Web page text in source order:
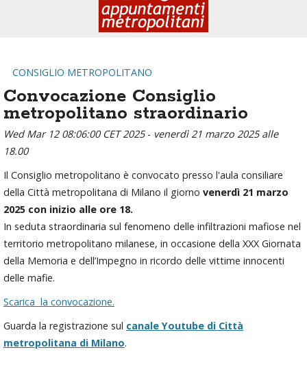
CONSIGLIO METROPOLITANO
Convocazione Consiglio
metropolitano straordinario
Wed Mar 12 08:06:00 CET 2025- venerdì 21 marzo 2025 alle
18.00
Il Consiglio metropolitano è convocato presso l'aula consiliare
della Città metropolitana di Milano il giorno venerdì 21 marzo
2025 con inizio alle ore 18.
In seduta straordinaria sul fenomeno delle infiltrazioni mafiose nel
territorio metropolitano milanese, in occasione della XXX Giornata
della Memoria e dell’Impegno in ricordo delle vittime innocenti
delle mafie.
Scarica la convocazione.
Guarda la registrazione sul canale Youtube di Città
metropolitana di Milano.